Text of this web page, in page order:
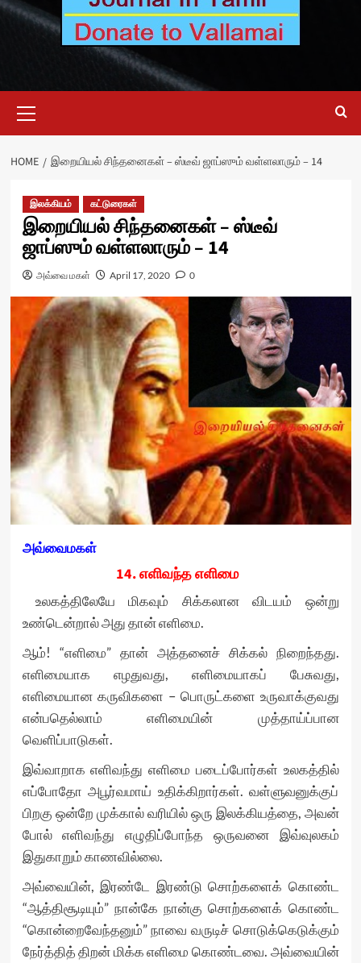
Menu
HOME இறையியல் சிந்தனைகள் – ஸ்டீவ் ஜாப்ஸும் வள்ளலாரும் – 14
இலக்கியம் கட்டுரைகள்
இறையியல் சிந்தனைகள் – ஸ்டீவ்
ஜாப்ஸும் வள்ளலாரும் – 14
அவ்வை மகள் April 17, 2020 0
அவ்வைமகள்
14. எளிவந்த எளிமை
உலகத்திலேயே மிகவும் சிக்கலான விடயம் ஒன்று
உண்டென்றால் அது தான் எளிமை.
ஆம்! “எளிமை” தான் அத்தனைச் சிக்கல் நிறைந்தது.
எளிமையாக எழதுவது, எளிமையாகப் பேசுவது,
எளிமையான கருவிகளை – பொருட்களை உருவாக்குவது
என்பதெல்லாம் எளிமையின் முத்தாய்ப்பான
வெளிப்பாடுகள்.
இவ்வாறாக எளிவந்து எளிமை படைப்போர்கள் உலகத்தில்
எப்போதோ அபூர்வமாய் உதிக்கிறார்கள். வள்ளுவனுக்குப்
பிறகு ஒன்றே முக்கால் வரியில் ஒரு இலக்கியத்தை, அவன்
போல் எளிவந்து எழுதிப்போந்த ஒருவனை இவ்வுலகம்
இதுகாறும் காணவில்லை.
அவ்வையின், இரண்டே இரண்டு சொற்களைக் கொண்ட
“ஆத்திசூடியும்” நான்கே நான்கு சொற்களைக் கொண்ட
“கொன்றைவேந்தனும்” நாவை வருடிச் சொடுக்கெடுக்கும்
நேர்த்தித் திறன் மிக்க எளிமை கொண்டவை. அவ்வையின்